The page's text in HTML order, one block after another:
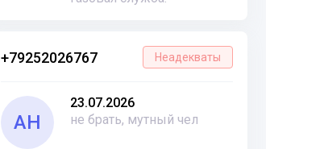
+79252026767 Неадекваты
АН
23.07.2026
не брать, мутный чел